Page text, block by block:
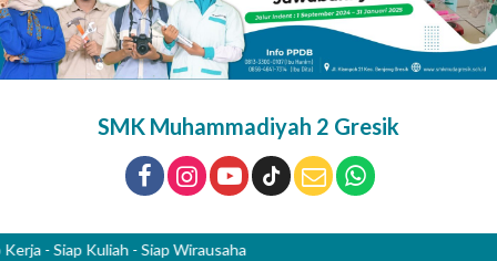
SMK Muhammadiyah 2 Gresik
Kuliah - Siap Wirausaha